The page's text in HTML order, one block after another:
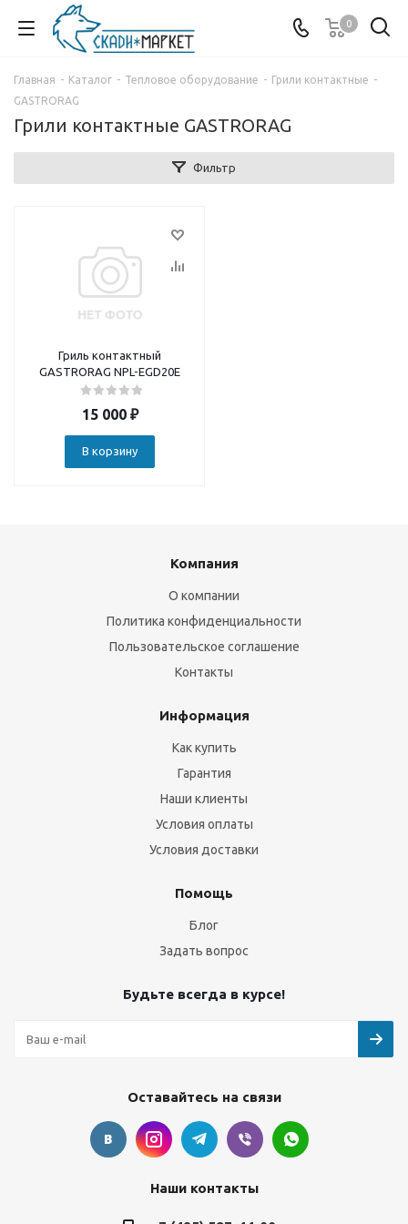
0
Главная - Каталог - Тепловое оборудование - Грили контактные -
GASTRORAG
Грили контактные GASTRORAG
Фильтр
Гриль контактный
GASTRORAG NPL-EGD20E
15 000₽
В корзину
Компания
О компании
Политика конфиденциальности
Пользовательское соглашение
Контакты
Информация
Как купить
Гарантия
Наши клиенты
Условия оплаты
Условия доставки
Помощь
Блог
Задать вопрос
Будьте всегда в курсе!
Оставайтесь на связи
Наши контакты